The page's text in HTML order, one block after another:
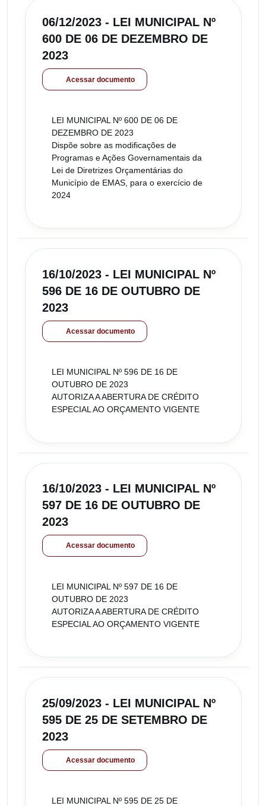
06/12/2023 - LEI MUNICIPAL Nº
600 DE 06 DE DEZEMBRO DE
2023
Acessar documento
LEI MUNICIPAL Nº 600 DE 06 DE
DEZEMBRO DE 2023
Dispõe sobre as modificações de
Programas e Ações Governamentais da
Lei de Diretrizes Orçamentárias do
Município de EMAS, para o exercício de
2024
16/10/2023 - LEI MUNICIPAL Nº
596 DE 16 DE OUTUBRO DE
2023
Acessar documento
LEI MUNICIPAL Nº 596 DE 16 DE
OUTUBRO DE 2023
AUTORIZA A ABERTURA DE CRÉDITO
ESPECIAL AO ORÇAMENTO VIGENTE
16/10/2023 - LEI MUNICIPAL Nº
597 DE 16 DE OUTUBRO DE
2023
Acessar documento
LEI MUNICIPAL Nº 597 DE 16 DE
OUTUBRO DE 2023
AUTORIZA A ABERTURA DE CRÉDITO
ESPECIAL AO ORÇAMENTO VIGENTE
25/09/2023 - LEI MUNICIPAL Nº
595 DE 25 DE SETEMBRO DE
2023
Acessar documento
LEI MUNICIPAL Nº 595 DE 25 DE